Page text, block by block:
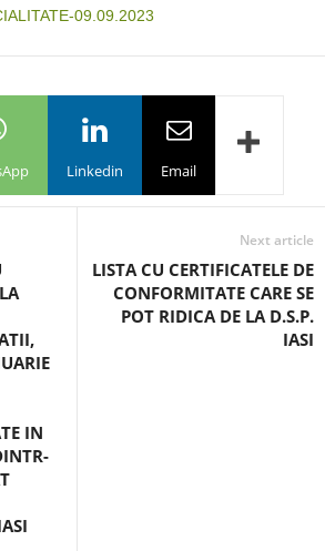
09.09.2023
Linkedin Email
IN
Next article
LISTA CU CERTIFICATELE DE
CONFORMITATE CARE SE
POT RIDICA DE LA D.S.P.
IASI